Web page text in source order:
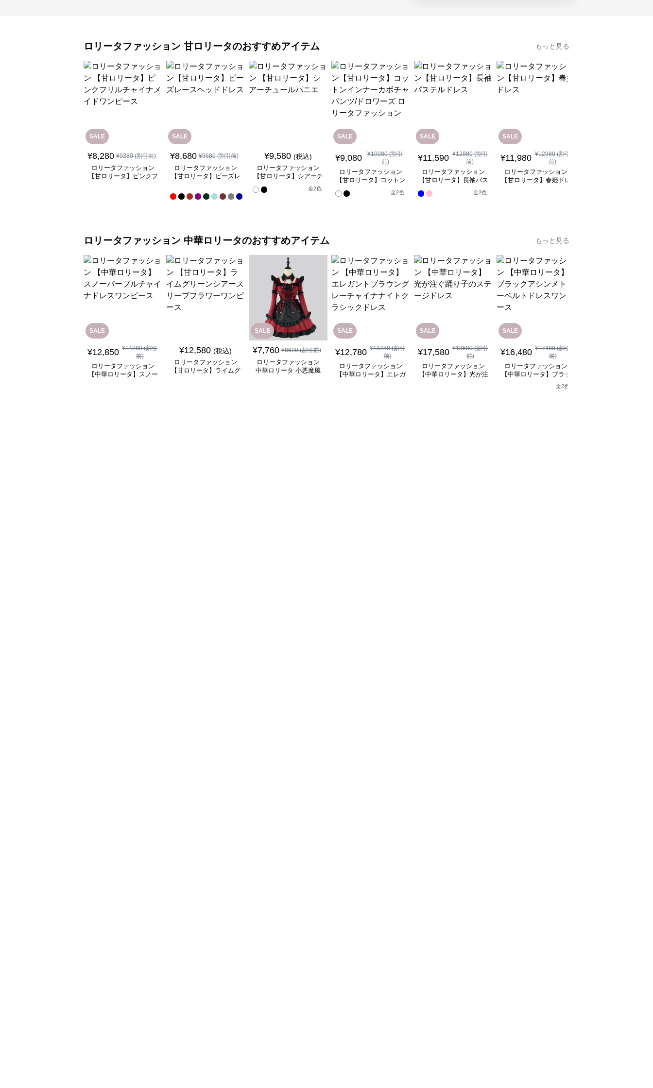
ロリータファッション 甘ロリータのおすすめアイテム もっと見る
SALE
¥8,280 ¥9280(割引前)
ロリータファッション
【甘ロリータ】ピンクフ
SALE
¥8,680 ¥9680(割引前)
ロリータファッション
【甘ロリータ】ビーズレ
¥9,580 (税込)
ロリータファッション
【甘ロリータ】シアーチ
全2色
SALE
¥9,080 ¥10080(割引
前)
ロリータファッション
【甘ロリータ】コットン
インナーカボチャパン
ツ/ドロワーズ ロリータ
全2色
SALE
¥11,590 ¥12880(割引
前)
ロリータファッション
【甘ロリータ】長袖パス
全2色
SALE
¥11,980 ¥12980(割引
前)
ロリータファッション
【甘ロリータ】春姫ドレ
ロリータファッション 中華ロリータのおすすめアイテム もっと見る
SALE
¥12,850 ¥14280(割引
前)
ロリータファッション
【中華ロリータ】スノー
¥12,580 (税込)
ロリータファッション
【甘ロリータ】ライムグ
SALE
¥7,760 ¥8620(割引前)
ロリータファッション
中華ロリータ 小悪魔風
SALE
¥12,780 ¥13780(割引
前)
ロリータファッション
【中華ロリータ】エレガ
SALE
¥17,580 ¥18580(割引
前)
ロリータファッション
【中華ロリータ】光が注
SALE
¥16,480 ¥17480(割引
前)
ロリータファッション
【中華ロリータ】ブラッ
クアシンメトリーベルト
ドレスワンピース
全2色